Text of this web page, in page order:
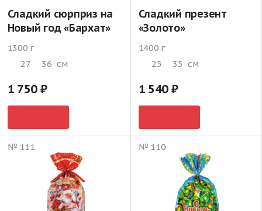
Сладкий сюрприз на
Новый год «Бархат»
1300 г
27
36 см
1 750
Сладкий презент
«Золото»
1400 г
25
35 см
1 540
№ 111 № 110